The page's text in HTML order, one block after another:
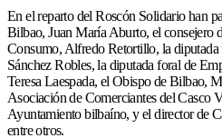
En el reparto del Roscón Solidario han
Bilbao, Juan María Aburto, el consejero
Consumo, Alfredo Retortillo, la
Sánchez Robles, la diputada foral de
Teresa Laespada, el Obispo de Bilbao,
Asociación de Comerciantes del Casco
Ayuntamiento bilbaíno, y el director de
entre otros.